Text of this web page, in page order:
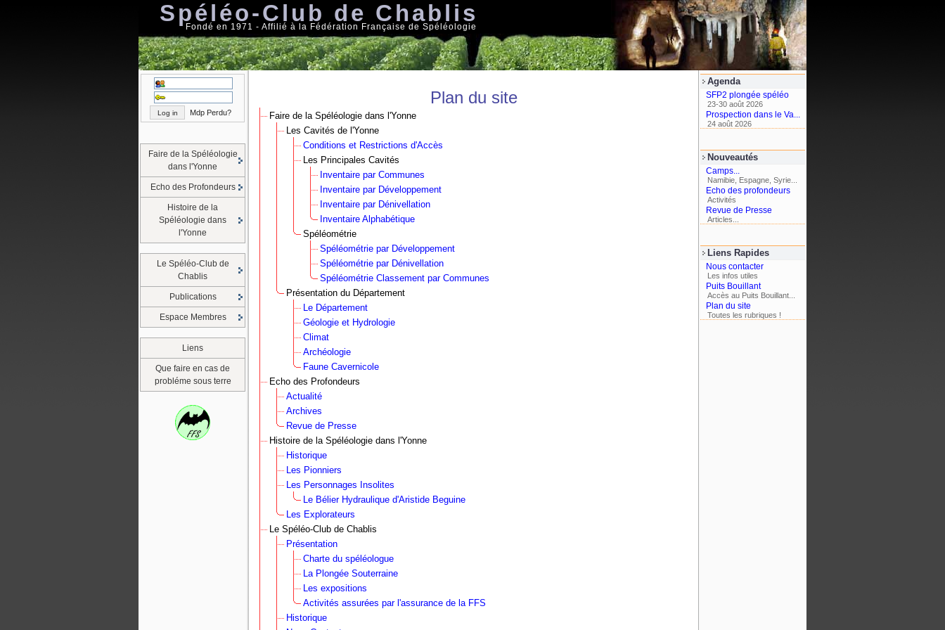
Spéléo-Club de Chablis
Fondé en 1971 - Affilié à la Fédération Française de Spéléologie
Mdp Perdu?
Faire de la Spéléologie
dans l'Yonne
Echo des Profondeurs
Histoire de la
Spéléologie dans
l'Yonne
Le Spéléo-Club de
Chablis
Publications
Espace Membres
Liens
Que faire en cas de
probléme sous terre
Agenda
SFP2 plongée spéléo
23-30 août 2026
Prospection dans le Va...
24 août 2026
Nouveautés
Camps...
Namibie, Espagne, Syrie...
Echo des profondeurs
Activités
Revue de Presse
Articles...
Liens Rapides
Nous contacter
Les infos utiles
Puits Bouillant
Accès au Puits Bouillant...
Plan du site
Toutes les rubriques !
Plan du site
Faire de la Spéléologie dans l'Yonne
Les Cavités de l'Yonne
Conditions et Restrictions d'Accès
Les Principales Cavités
Inventaire par Communes
Inventaire par Développement
Inventaire par Dénivellation
Inventaire Alphabétique
Spéléométrie
Spéléométrie par Développement
Spéléométrie par Dénivellation
Spéléométrie Classement par Communes
Présentation du Département
Le Département
Géologie et Hydrologie
Climat
Archéologie
Faune Cavernicole
Echo des Profondeurs
Actualité
Archives
Revue de Presse
Histoire de la Spéléologie dans l'Yonne
Historique
Les Pionniers
Les Personnages Insolites
Le Bélier Hydraulique d'Aristide Beguine
Les Explorateurs
Le Spéléo-Club de Chablis
Présentation
Charte du spéléologue
La Plongée Souterraine
Les expositions
Activités assurées par l'assurance de la FFS
Historique